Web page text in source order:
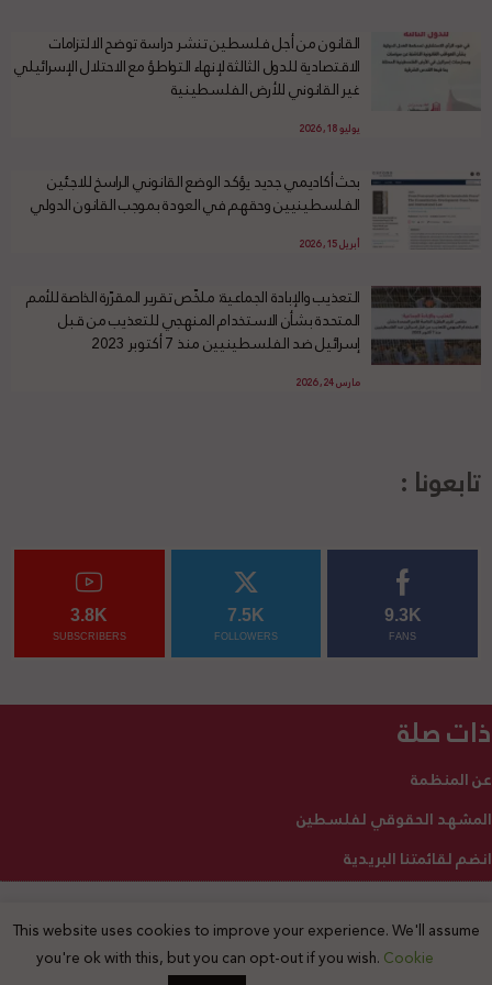
القانون من أجل فلسطين تنشر دراسة توضح الالتزامات
الاقتصادية للدول الثالثة لإنهاء التواطؤ مع الاحتلال الإسرائيلي
غير القانوني للأرض الفلسطينية
يوليو 18, 2026
بحث أكاديمي جديد يؤكد الوضع القانوني الراسخ للاجئين
الفلسطينيين وحقهم في العودة بموجب القانون الدولي
أبريل 15, 2026
التعذيب والإبادة الجماعية: ملخّص تقرير المقرّرة الخاصة للأمم
المتحدة بشأن الاستخدام المنهجي للتعذيب من قبل
إسرائيل ضد الفلسطينيين منذ 7 أكتوبر 2023
مارس 24, 2026
تابعونا :
9.3K
FANS
7.5K
FOLLOWERS
3.8K
SUBSCRIBERS
ذات صلة
عن المنظمة
المشهد الحقوقي لفلسطين
انضم لقائمتنا البريدية
2025 © جميع الحقوق محفوظة
This website uses cookies to improve your experience. We'll assume
you're ok with this, but you can opt-out if you wish. Cookie